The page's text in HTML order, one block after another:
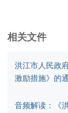
相关文件
洪江市人民政
激励措施》的
音频解读：《